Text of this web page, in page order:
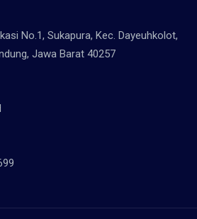
No.1, Sukapura, Kec. Dayeuhkolot,
Jawa Barat 40257